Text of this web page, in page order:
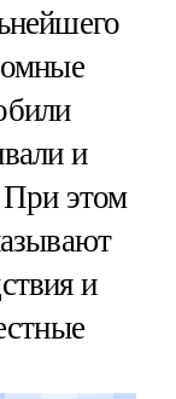
и
При этом
и